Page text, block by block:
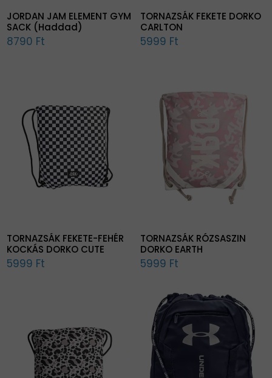
JORDAN JAM ELEMENT GYM
SACK (Haddad)
8790 Ft
TORNAZSÁK FEKETE DORKO
CARLTON
5999 Ft
TORNAZSÁK FEKETE-FEHÉR
KOCKÁS DORKO CUTE
5999 Ft
TORNAZSÁK RÓZSASZIN
DORKO EARTH
5999 Ft